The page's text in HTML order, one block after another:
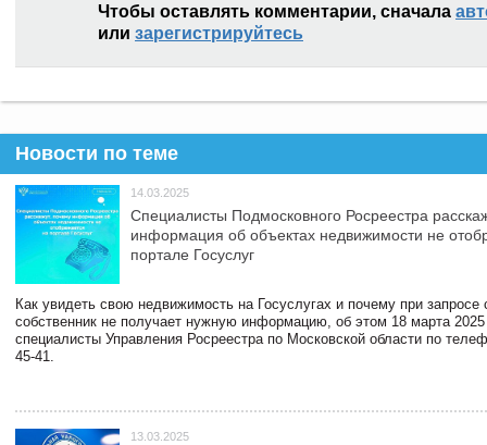
Чтобы оставлять комментарии, сначала
или зарегистрируйтесь
Новости по теме
14.03.2025
Специалисты Подмосковного Росреестра
информация об объектах недвижимости не
портале Госуслуг
Как увидеть свою недвижимость на Госуслугах и почему при запросе
собственник не получает нужную информацию, об этом 18 марта 2025
специалисты Управления Росреестра по Московской области по
45-41.
13.03.2025